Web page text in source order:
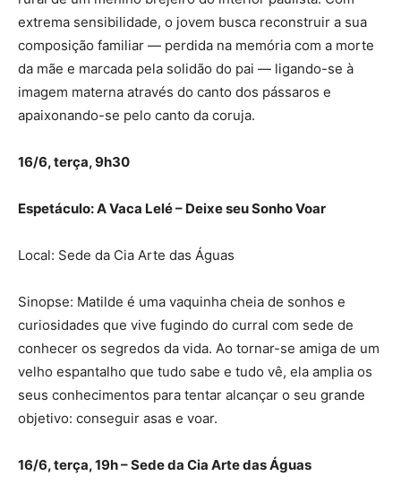
extrema sensibilidade, o jovem busca reconstruir a sua
composição familiar — perdida na memória com a morte
da mãe e marcada pela solidão do pai — ligando-se à
imagem materna através do canto dos pássaros e
apaixonando-se pelo canto da coruja.
16/6, terça, 9h30
Espetáculo: A Vaca Lelé – Deixe seu Sonho Voar
Local: Sede da Cia Arte das Águas
Sinopse: Matilde é uma vaquinha cheia de sonhos e
curiosidades que vive fugindo do curral com sede de
conhecer os segredos da vida. Ao tornar-se amiga de um
velho espantalho que tudo sabe e tudo vê, ela amplia os
seus conhecimentos para tentar alcançar o seu grande
objetivo: conseguir asas e voar.
16/6, terça, 19h – Sede da Cia Arte das Águas